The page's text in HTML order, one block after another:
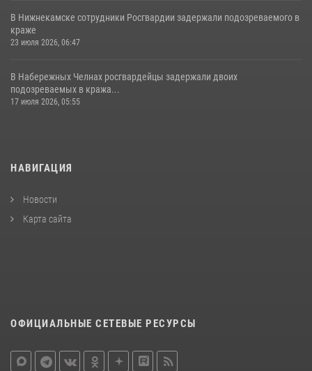
В Нижнекамске сотрудники Росгвардии задержали подозреваемого в
краже
23 июля 2026, 06:47
В Набережных Челнах росгвардейцы задержали двоих
подозреваемых в кража...
17 июля 2026, 05:55
НАВИГАЦИЯ
Новости
Карта сайта
ОФИЦИАЛЬНЫЕ СЕТЕВЫЕ РЕСУРСЫ